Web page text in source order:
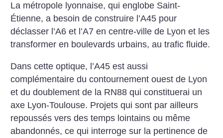
La métropole lyonnaise, qui englobe Saint-
Étienne, a besoin de construire l’A45 pour
déclasser l’A6 et l’A7 en centre-ville de Lyon et les
transformer en boulevards urbains, au trafic fluide.
Dans cette optique, l’A45 est aussi
complémentaire du contournement ouest de Lyon
et du doublement de la RN88 qui constituerai un
axe Lyon-Toulouse. Projets qui sont par ailleurs
repoussés vers des temps lointains ou même
abandonnés, ce qui interroge sur la pertinence de